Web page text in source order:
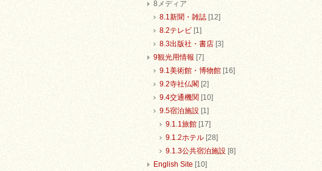
8メディア
8.1新聞・雑誌 [12]
8.2テレビ [1]
8.3出版社・書店 [3]
9観光用情報 [7]
9.1美術館・博物館 [16]
9.2寺社仏閣 [2]
9.4交通機関 [10]
9.5宿泊施設 [1]
9.1.1旅館 [17]
9.1.2ホテル [28]
9.1.3公共宿泊施設 [8]
English Site [10]